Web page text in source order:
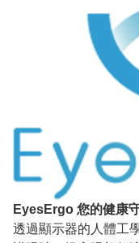
EyesErgo 您的健康
透過顯示器的人體工